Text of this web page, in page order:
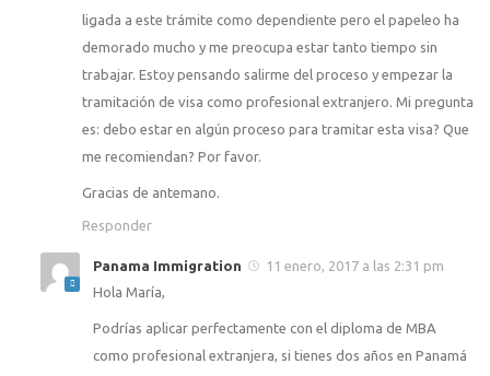
ligada a este trámite como dependiente pero el papeleo ha
demorado mucho y me preocupa estar tanto tiempo sin
trabajar. Estoy pensando salirme del proceso y empezar la
tramitación de visa como profesional extranjero. Mi pregunta
es: debo estar en algún proceso para tramitar esta visa? Que
me recomiendan? Por favor.
Gracias de antemano.
Responder
Panama Immigration
11 enero, 2017 a las 2:31 pm
Hola María,
Podrías aplicar perfectamente con el diploma de MBA
como profesional extranjera, si tienes dos años en Panamá